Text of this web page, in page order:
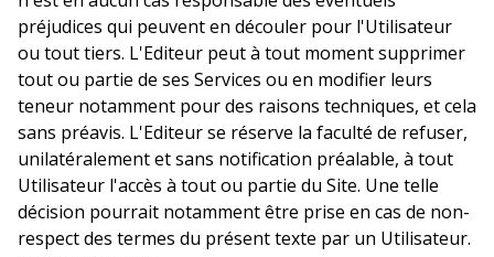
préjudices qui peuvent en découler pour l'Utilisateur
ou tout tiers. L'Editeur peut à tout moment supprimer
tout ou partie de ses Services ou en modifier leurs
teneur notamment pour des raisons techniques, et cela
sans préavis. L'Editeur se réserve la faculté de refuser,
unilatéralement et sans notification préalable, à tout
Utilisateur l'accès à tout ou partie du Site. Une telle
décision pourrait notamment être prise en cas de non-
respect des termes du présent texte par un Utilisateur.